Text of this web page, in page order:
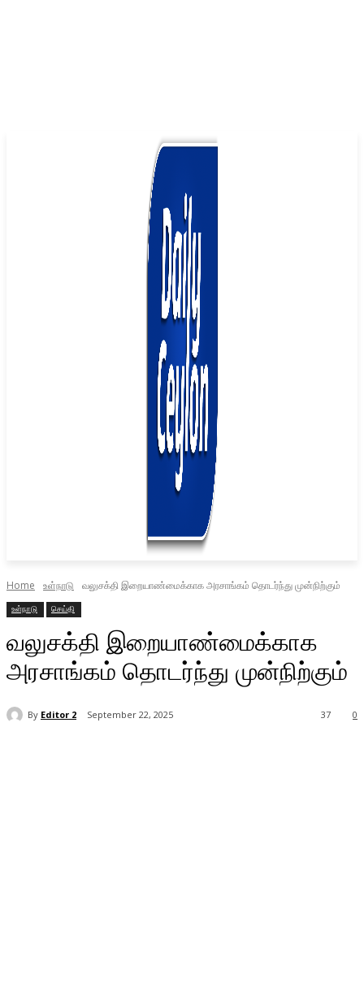
Home உள்நாடு வலுசக்தி இறையாண்மைக்காக அரசாங்கம் தொடர்ந்து முன்நிற்கும்
உள்நாடு செய்தி
வலுசக்தி இறையாண்மைக்காக
அரசாங்கம் தொடர்ந்து முன்நிற்கும்
By Editor 2 September 22, 2025 0
37